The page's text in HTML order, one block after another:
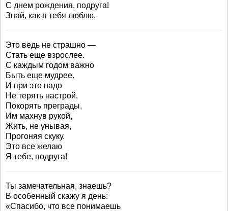
С днем рождения, подруга!
Знай, как я тебя люблю.
Это ведь не страшно —
Стать еще взрослее.
С каждым годом важно
Быть еще мудрее.
И при это надо
Не терять настрой,
Покорять преграды,
Им махнув рукой,
Жить, не унывая,
Прогоняя скуку.
Это все желаю
Я тебе, подруга!
Ты замечательная, знаешь?
В особенный скажу я день:
«Спасибо, что все понимаешь